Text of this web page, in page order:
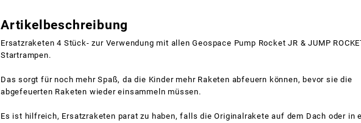
Artikelbeschreibung
Ersatzraketen 4 Stück- zur Verwendung mit allen Geospace Pump Rocket JR & JUMP
Startrampen.
Das sorgt für noch mehr Spaß, da die Kinder mehr Raketen abfeuern können, bevor sie die
abgefeuerten Raketen wieder einsammeln müssen.
Es ist hilfreich, Ersatzraketen parat zu haben, falls die Originalrakete auf dem Dach oder in